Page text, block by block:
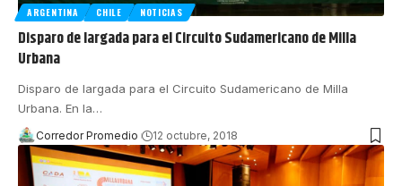
ARGENTINA CHILE NOTICIAS
Disparo de largada para el Circuito Sudamericano de Milla
Urbana
Disparo de largada para el Circuito Sudamericano de Milla
Urbana. En la…
Corredor Promedio 12 octubre, 2018